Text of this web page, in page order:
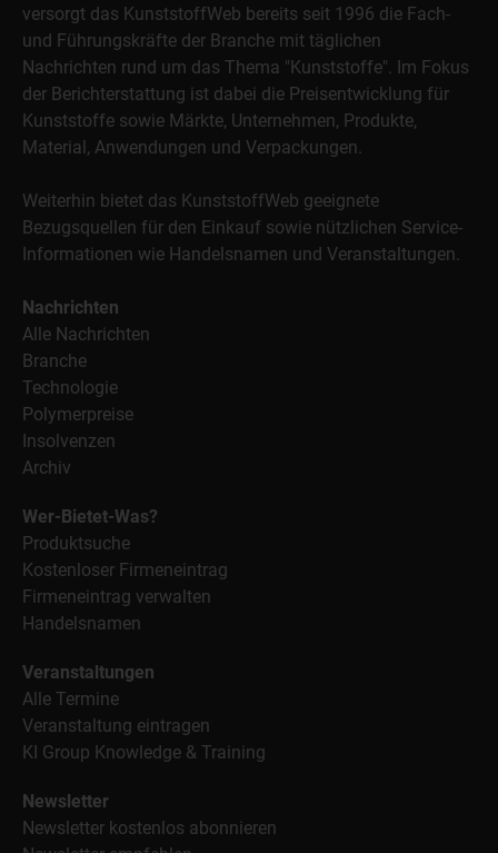
versorgt das KunststoffWeb bereits seit 1996 die Fach-
und Führungskräfte der Branche mit täglichen
Nachrichten rund um das Thema "Kunststoffe". Im Fokus
der Berichterstattung ist dabei die Preisentwicklung für
Kunststoffe sowie Märkte, Unternehmen, Produkte,
Material, Anwendungen und Verpackungen.
Weiterhin bietet das KunststoffWeb geeignete
Bezugsquellen für den Einkauf sowie nützlichen Service-
Informationen wie Handelsnamen und Veranstaltungen.
Nachrichten
Alle Nachrichten
Branche
Technologie
Polymerpreise
Insolvenzen
Archiv
Wer-Bietet-Was?
Produktsuche
Kostenloser Firmeneintrag
Firmeneintrag verwalten
Handelsnamen
Veranstaltungen
Alle Termine
Veranstaltung eintragen
KI Group Knowledge & Training
Newsletter
Newsletter kostenlos abonnieren